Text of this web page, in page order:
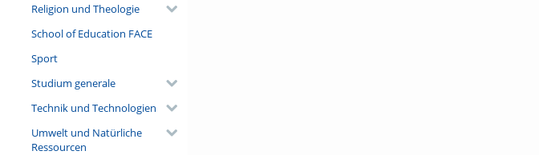
Religion und Theologie
School of Education FACE
Sport
Studium generale
Technik und Technologien
Umwelt und Natürliche
Ressourcen